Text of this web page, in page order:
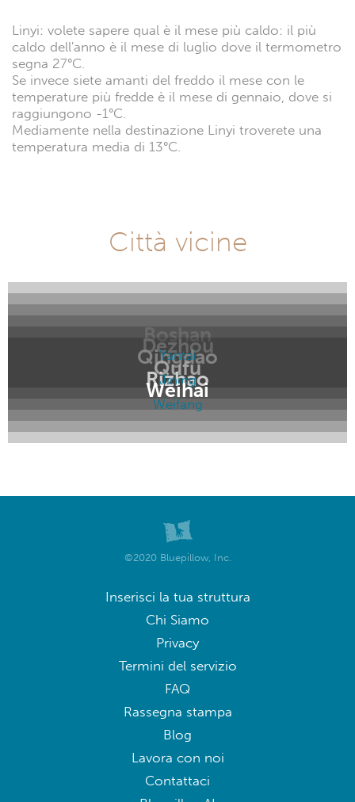
Linyi: volete sapere qual è il mese più caldo: il più
caldo dell'anno è il mese di luglio dove il termometro
segna 27°C.
Se invece siete amanti del freddo il mese con le
temperature più fredde è il mese di gennaio, dove si
raggiungono -1°C.
Mediamente nella destinazione Linyi troverete una
temperatura media di 13°C.
Città vicine
Boshan
Dezhou
Qingdao
Qufu
Rizhao
Weihai
Yantai
Jining
Weifang
©2020 Bluepillow, Inc.
Inserisci la tua struttura
Chi Siamo
Privacy
Termini del servizio
FAQ
Rassegna stampa
Blog
Lavora con noi
Contattaci